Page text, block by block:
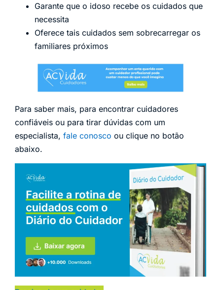
Garante que o idoso recebe os cuidados que
necessita
Oferece tais cuidados sem sobrecarregar os
familiares próximos
Para saber mais, para encontrar cuidadores
confiáveis ou para tirar dúvidas com um
especialista, fale conosco ou clique no botão
abaixo.